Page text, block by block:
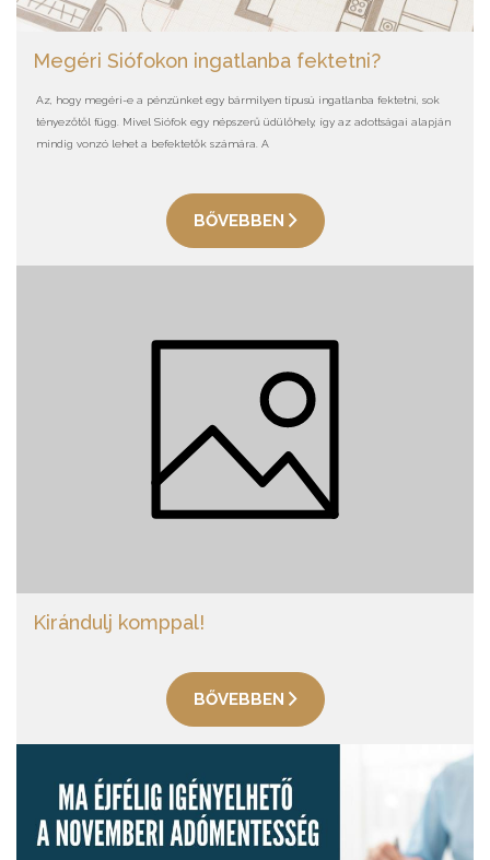
Megéri Siófokon ingatlanba fektetni?
Az, hogy megéri-e a pénzünket egy bármilyen típusú ingatlanba fektetni, sok
tényezőtől függ. Mivel Siófok egy népszerű üdülőhely, így az adottságai alapján
mindig vonzó lehet a befektetők számára. A
BŐVEBBEN
Kirándulj komppal!
BŐVEBBEN